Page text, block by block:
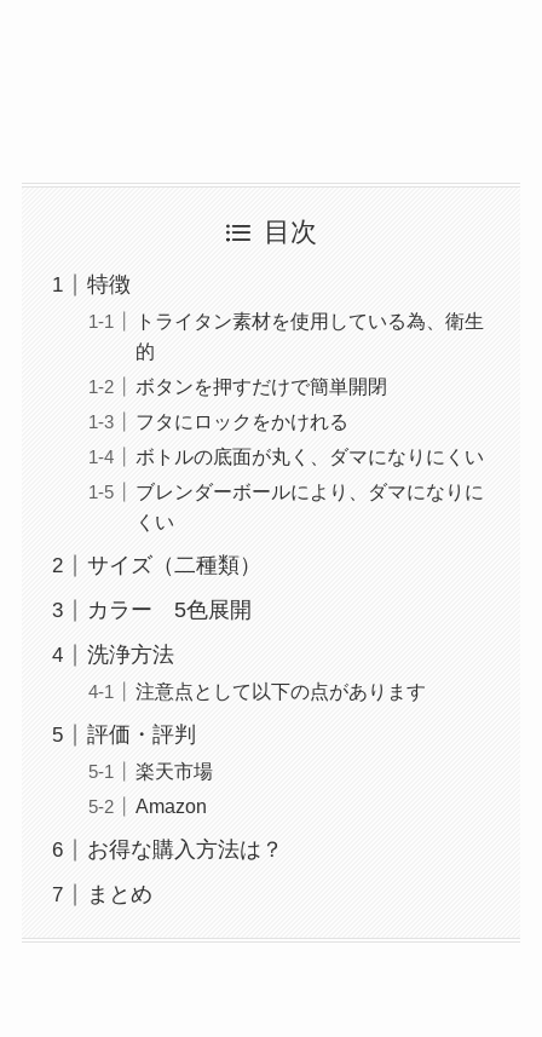
目次
特徴
トライタン素材を使用している為、衛生
的
ボタンを押すだけで簡単開閉
フタにロックをかけれる
ボトルの底面が丸く、ダマになりにくい
ブレンダーボールにより、ダマになりに
くい
サイズ（二種類）
カラー 5色展開
洗浄方法
注意点として以下の点があります
評価・評判
楽天市場
Amazon
お得な購入方法は？
まとめ